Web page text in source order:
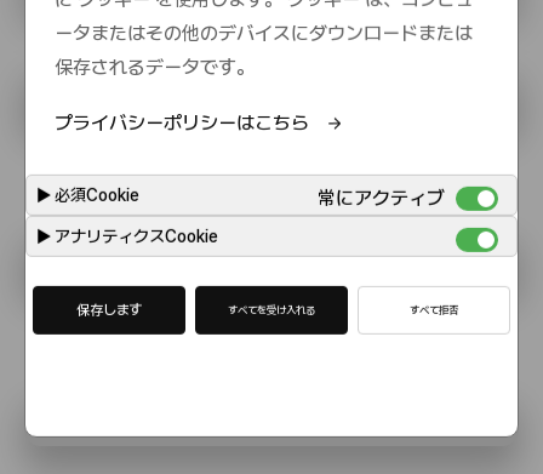
各種コード
コード一覧
安定供給体制
ータまたはその他のデバイスにダウンロードまたは
保存されるデータです。
プライバシーポリシーはこちら
▶必須Cookie 常にアクティブ
▶ アナリティクスCookie
保存します すべてを受け入れる すべて拒否